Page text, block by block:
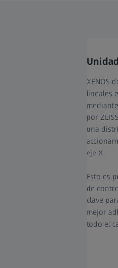
XENOS
lineales
por
una
eje X.
Esto es
de
clave
mejor
todo el